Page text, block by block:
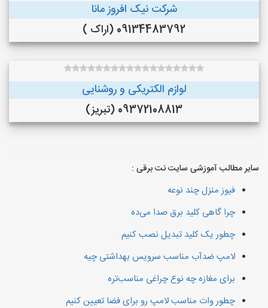
شرکت نیک افروز مانا
09134483792 (اراک )
لوازم الکتریکی و روشنایی
09372108813 (تبریز)
سایر مطالب آموزشی سایت نت برقی :
فیوز منزل چند نوعه
چرا گاهی کلید برق صدا می‌ده
چطور یک کلید تبدیل نصب کنیم
لامپ ضدآب مناسب سرویس بهداشتی چیه
برای مغازه چه نوع چراغی مناسب‌تره
چطور وات مناسب لامپ رو برای فضا تعیین کنیم